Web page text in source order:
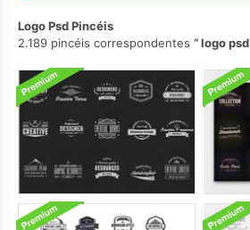
Logo Psd Pincéis
2.189 pincéis correspondentes
logo psd